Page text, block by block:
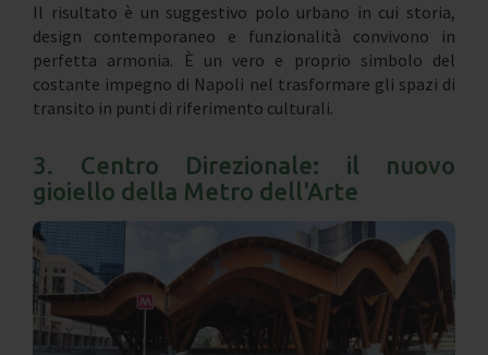
Il risultato è un suggestivo polo urbano in cui storia,
design contemporaneo e funzionalità convivono in
perfetta armonia. È un vero e proprio simbolo del
costante impegno di Napoli nel trasformare gli spazi di
transito in punti di riferimento culturali.
3. Centro Direzionale: il nuovo
gioiello della Metro dell'Arte